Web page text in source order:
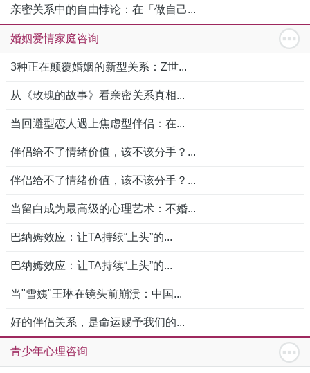
亲密关系中的自由悖论：在「做自己...
婚姻爱情家庭咨询
3种正在颠覆婚姻的新型关系：Z世...
从《玫瑰的故事》看亲密关系真相...
当回避型恋人遇上焦虑型伴侣：在...
伴侣给不了情绪价值，该不该分手？...
伴侣给不了情绪价值，该不该分手？...
当留白成为最高级的心理艺术：不婚...
巴纳姆效应：让TA持续“上头”的...
巴纳姆效应：让TA持续“上头”的...
当"雪姨"王琳在镜头前崩溃：中国...
好的伴侣关系，是命运赐予我们的...
青少年心理咨询